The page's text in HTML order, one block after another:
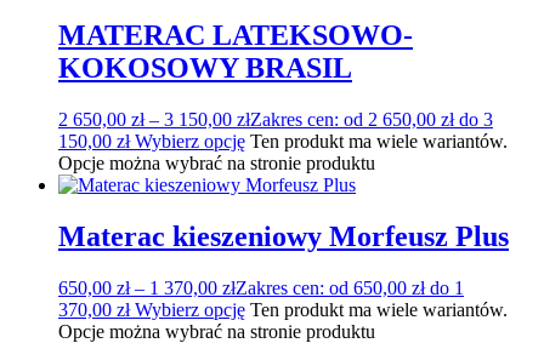
MATERAC LATEKSOWO-
KOKOSOWY BRASIL
2 650,00 zł – 3 150,00 złZakres cen: od 2 650,00 zł do 3
150,00 zł Wybierz opcję Ten produkt ma wiele wariantów.
Opcje można wybrać na stronie produktu
Materac kieszeniowy Morfeusz Plus
650,00 zł – 1 370,00 złZakres cen: od 650,00 zł do 1
370,00 zł Wybierz opcję Ten produkt ma wiele wariantów.
Opcje można wybrać na stronie produktu